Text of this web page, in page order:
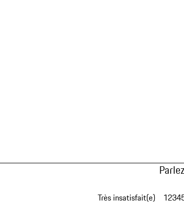
Très insatisfait(e) 1234